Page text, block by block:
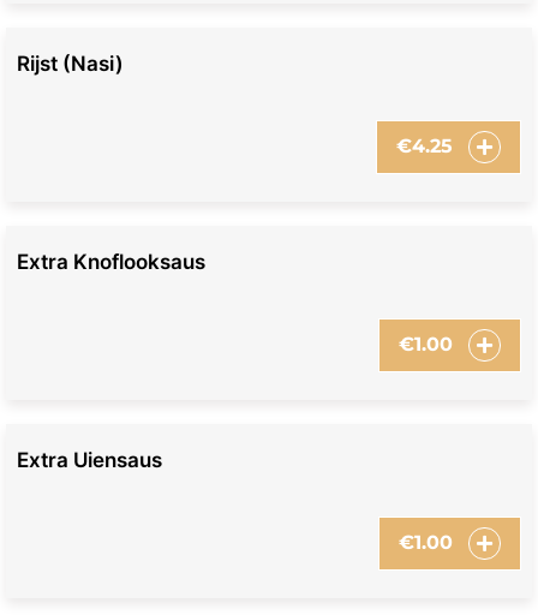
Rijst (nasi)
€4.25
Extra Knoflooksaus
€1.00
Extra Uiensaus
€1.00